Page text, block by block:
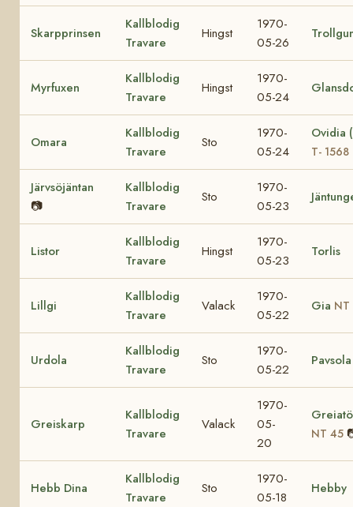
Skarpprinsen
Kallblodig
Travare
Hingst
1970-
05-26
Myrfuxen
Kallblodig
Travare
Hingst
1970-
05-24
Omara
Kallblodig
Travare
Sto
1970-
05-24
Ovidia
T- 1568
Järvsöjäntan
📷
Kallblodig
Travare
Sto
1970-
05-23
Listor
Kallblodig
Travare
Hingst
1970-
05-23
Torlis
Lillgi
Kallblodig
Travare
Valack
1970-
05-22
Gia NT
Urdola
Kallblodig
Travare
Sto
1970-
05-22
Pavsola
Greiskarp
Kallblodig
Travare
Valack
1970-
05-
20
NT 45
Hebb Dina
Kallblodig
Travare
Sto
1970-
05-18
Hebby